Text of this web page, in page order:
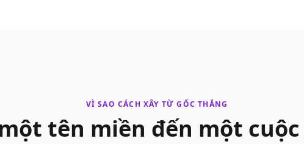
VÌ SAO CÁCH XÂY TỪ GỐC THẮNG
tên miền đến một